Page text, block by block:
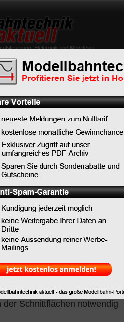
Newsletter Archiv Magazin
liefert LaserCut-
2008 in Köln neue
Nenngrößen H0 und
zu
0
Joswoodaus
Wuppertal
liefert neu zur
Internationalen
Modellbahn-
Laser-Cut-Bausatz
Wilhelmstal". Der
durch folgende
(Null) lieferbar
Architekturkarton
Zapfenverbindungen
der Schnittflächen notwendig